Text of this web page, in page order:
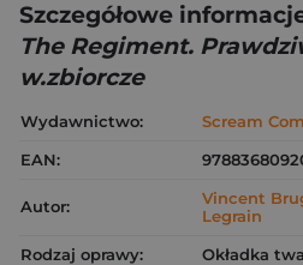
Szczegółowe
The Regiment.
w.zbiorcze
Wydawnictwo:
Scream
EAN:
Autor: Vincent
Legrain
Rodzaj oprawy:
Okładka